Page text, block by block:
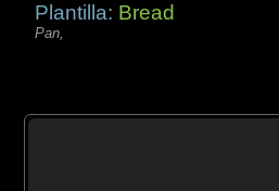
Plantilla: Bread
Pan,